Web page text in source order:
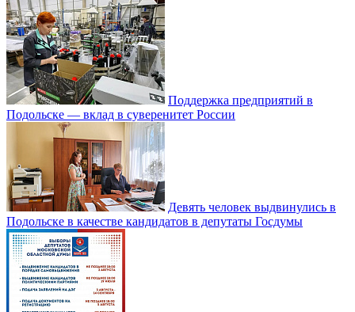
Поддержка предприятий в
Подольске — вклад в суверенитет России
Девять человек выдвинулись в
Подольске в качестве кандидатов в депутаты Госдумы